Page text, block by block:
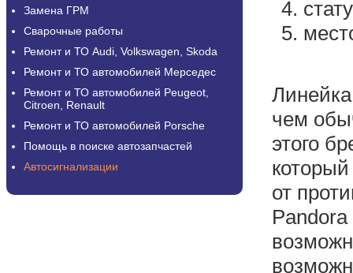
Замена ГРМ
Сварочные работы
Ремонт и ТО Audi, Volkswagen, Skoda
Ремонт и ТО автомобилей Мерседес
Ремонт и ТО автомобилей Peugeot,
Citroen, Renault
Ремонт и ТО автомобилей Porsche
Помощь в поиске автозапчастей
Автосигнализации
чем
этого
от